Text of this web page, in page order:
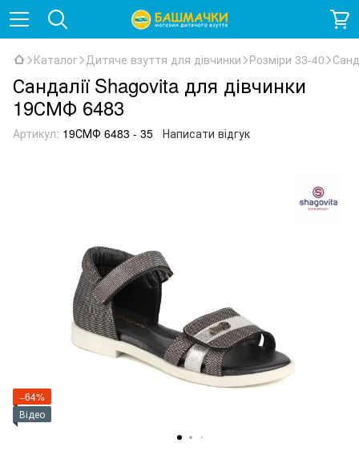
Каталог Дитяче взуття для дівчинки Розміри 33-40
Сандалії Shagovita для дівчинки
19СМФ 6483
Артикул: 19СМФ 6483 - 35 Написати відгук
−64%
Відео